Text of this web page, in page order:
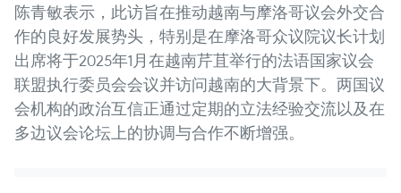
陈青敏表示，此访旨在推动越南与摩洛哥议会外交合
作的良好发展势头，特别是在摩洛哥众议院议长计划
出席将于2025年1月在越南芹苴举行的法语国家议会
联盟执行委员会会议并访问越南的大背景下。两国议
会机构的政治互信正通过定期的立法经验交流以及在
多边议会论坛上的协调与合作不断增强。